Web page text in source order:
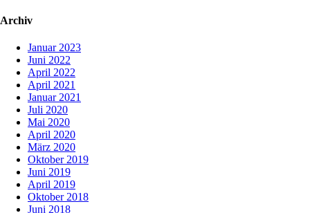
Archiv
Januar 2023
Juni 2022
April 2022
April 2021
Januar 2021
Juli 2020
Mai 2020
April 2020
März 2020
Oktober 2019
Juni 2019
April 2019
Oktober 2018
Juni 2018